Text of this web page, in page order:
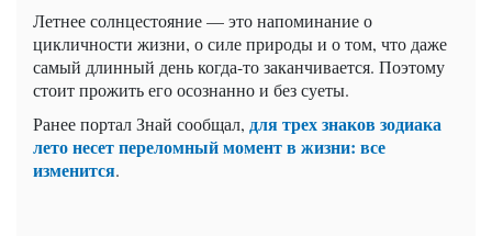
Летнее солнцестояние — это напоминание о
цикличности жизни, о силе природы и о том, что даже
самый длинный день когда-то заканчивается. Поэтому
стоит прожить его осознанно и без суеты.
Ранее портал Знай сообщал, для трех знаков зодиака
лето несет переломный момент в жизни: все
изменится.